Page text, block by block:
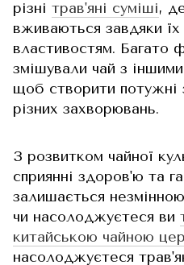
різні трав'яні суміші,
вживаються завдяки
властивостям. Багато
змішували чай з
щоб створити потужні
різних захворювань.
З розвитком чайної
сприянні здоров'ю та
залишається
чи насолоджуєтеся ви
китайською чайною
насолоджуєтеся